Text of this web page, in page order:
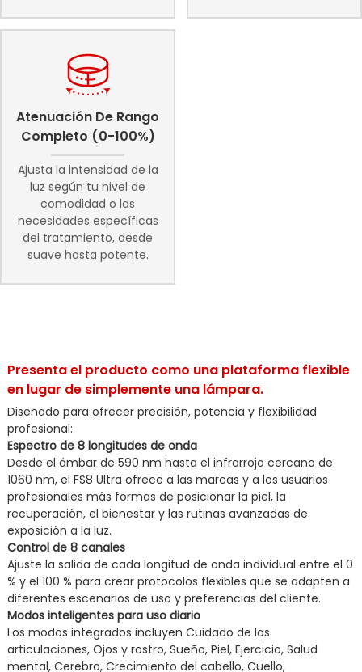
Atenuación De Rango
Completo (0-100%)
Ajusta la intensidad de la
luz según tu nivel de
comodidad o las
necesidades específicas
del tratamiento, desde
suave hasta potente.
Presenta el producto como una plataforma flexible
en lugar de simplemente una lámpara.
Diseñado para ofrecer precisión, potencia y flexibilidad
profesional:
Espectro de 8 longitudes de onda
Desde el ámbar de 590 nm hasta el infrarrojo cercano de
1060 nm, el FS8 Ultra ofrece a las marcas y a los usuarios
profesionales más formas de posicionar la piel, la
recuperación, el bienestar y las rutinas avanzadas de
exposición a la luz.
Control de 8 canales
Ajuste la salida de cada longitud de onda individual entre el 0
% y el 100 % para crear protocolos flexibles que se adapten a
diferentes escenarios de uso y preferencias del cliente.
Modos inteligentes para uso diario
Los modos integrados incluyen Cuidado de las
articulaciones, Ojos y rostro, Sueño, Piel, Ejercicio, Salud
mental, Cerebro, Crecimiento del cabello, Cuello,